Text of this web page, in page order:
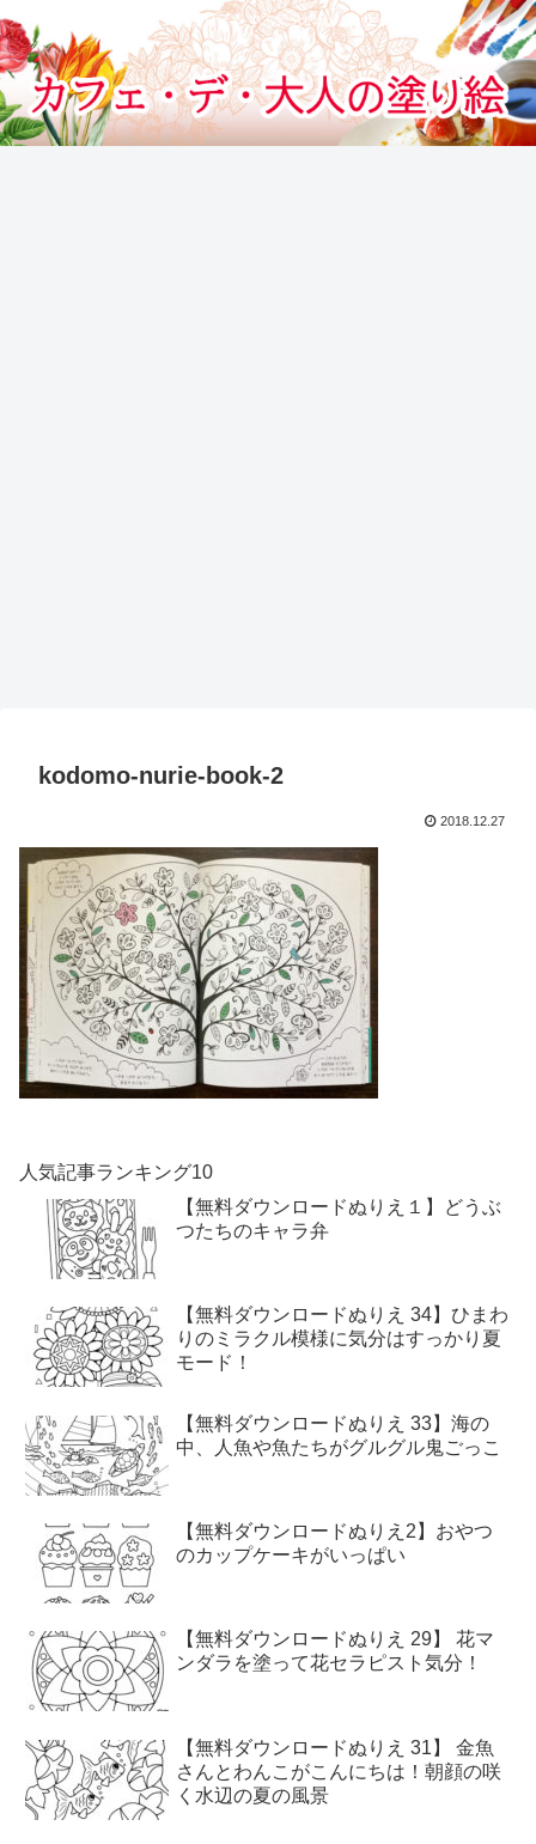
カフェでぬりえをする気分のぬりえサイト
kodomo-nurie-book-2
2018.12.27
人気記事ランキング10
【無料ダウンロードぬりえ１】どうぶ
つたちのキャラ弁
【無料ダウンロードぬりえ 34】ひまわ
りのミラクル模様に気分はすっかり夏
モード！
【無料ダウンロードぬりえ 33】海の
中、人魚や魚たちがグルグル鬼ごっこ
【無料ダウンロードぬりえ2】おやつ
のカップケーキがいっぱい
【無料ダウンロードぬりえ 29】 花マ
ンダラを塗って花セラピスト気分！
【無料ダウンロードぬりえ 31】 金魚
さんとわんこがこんにちは！朝顔の咲
く水辺の夏の風景